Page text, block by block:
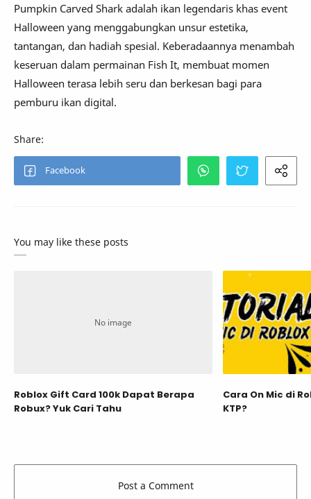
Pumpkin Carved Shark adalah ikan legendaris khas event
Halloween yang menggabungkan unsur estetika,
tantangan, dan hadiah spesial. Keberadaannya menambah
keseruan dalam permainan Fish It, membuat momen
Halloween terasa lebih seru dan berkesan bagi para
pemburu ikan digital.
You may like these posts
Roblox Gift Card 100k Dapat Berapa
Robux? Yuk Cari Tahu
Cara On Mic di
KTP?